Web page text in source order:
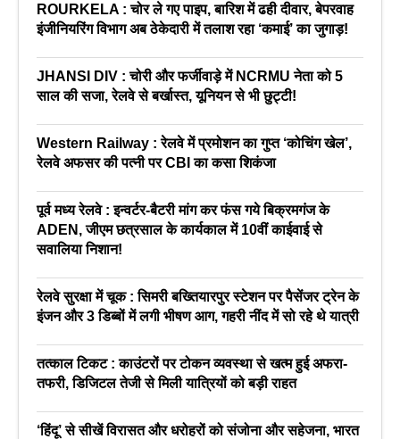
ROURKELA : चोर ले गए पाइप, बारिश में ढही दीवार, बेपरवाह
इंजीनियरिंग विभाग अब ठेकेदारी में तलाश रहा ‘कमाई’ का जुगाड़!
JHANSI DIV : चोरी और फर्जीवाड़े में NCRMU नेता को 5
साल की सजा, रेलवे से बर्खास्त, यूनियन से भी छुट्टी!
Western Railway : रेलवे में प्रमोशन का गुप्त ‘कोचिंग खेल’,
रेलवे अफसर की पत्नी पर CBI का कसा शिकंजा
पूर्व मध्य रेलवे : इन्वर्टर-बैटरी मांग कर फंस गये बिक्रमगंज के
ADEN, जीएम छत्रसाल के कार्यकाल में 10वीं काईवाई से
सवालिया निशान!
रेलवे सुरक्षा में चूक : सिमरी बख्तियारपुर स्टेशन पर पैसेंजर ट्रेन के
इंजन और 3 डिब्बों में लगी भीषण आग, गहरी नींद में सो रहे थे यात्री
तत्काल टिकट : काउंटरों पर टोकन व्यवस्था से खत्म हुई अफरा-
तफरी, डिजिटल तेजी से मिली यात्रियों को बड़ी राहत
‘हिंदू’ से सीखें विरासत और धरोहरों को संजोना और सहेजना, भारत